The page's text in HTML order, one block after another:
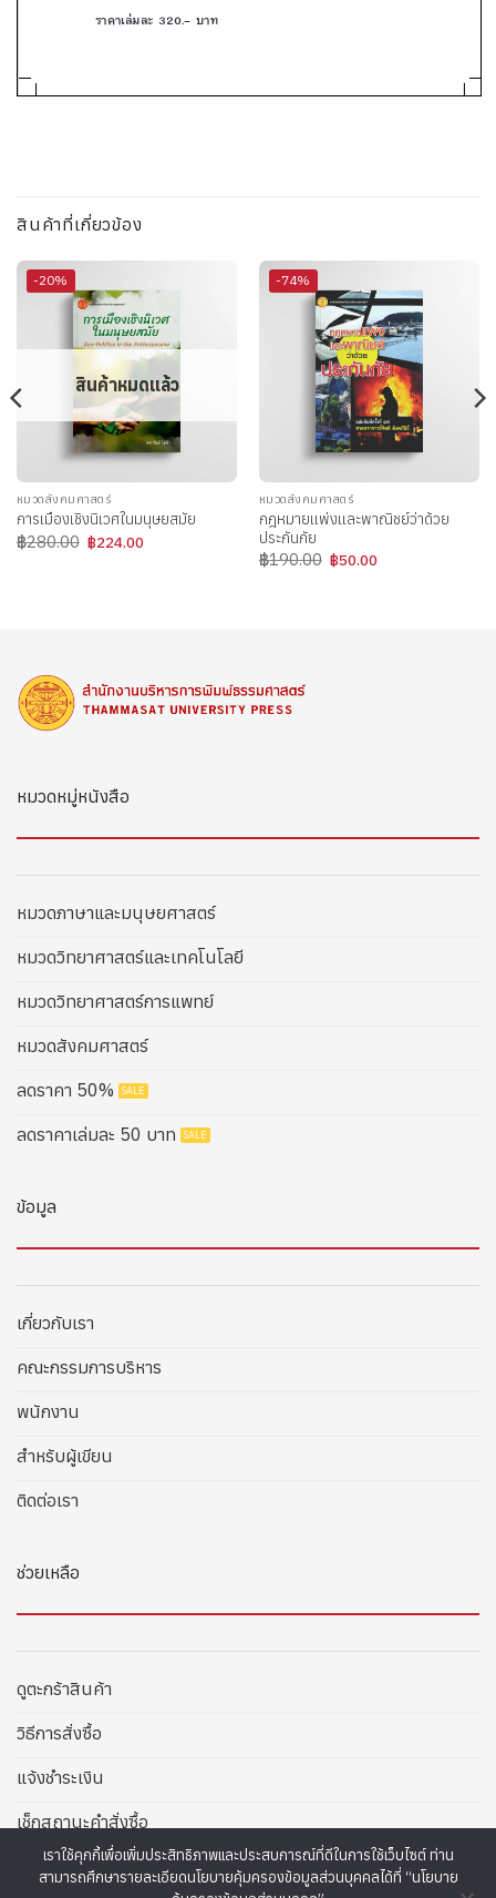
สินค้าที่เกี่ยวข้อง
-20%
สินค้าหมดแล้ว
หมวดสังคมศาสตร์
การเมืองเชิงนิเวศในมนุษยสมัย
฿280.00 Original
price
฿224.00Current
-74%
หมวดสังคมศาสตร์
กฎหมายแพ่งและพาณิชย์ว่าด้วย
ประกันภัย
฿190.00 Original
price
฿50.00Current
หมวดหมู่หนังสือ
หมวดภาษาและมนุษยศาสตร์
หมวดวิทยาศาสตร์และเทคโนโลยี
หมวดวิทยาศาสตร์การแพทย์
หมวดสังคมศาสตร์
ลดราคา 50%
ลดราคาเล่มละ 50 บาท
ข้อมูล
เกี่ยวกับเรา
คณะกรรมการบริหาร
พนักงาน
สำหรับผู้เขียน
ติดต่อเรา
ช่วยเหลือ
ดูตะกร้าสินค้า
วิธีการสั่งซื้อ
แจ้งชำระเงิน
เช็กสถานะคำสั่งซื้อ
เราใช้คุกกี้เพื่อเพิ่มประสิทธิภาพและประสบการณ์ที่ดีในการใช้เว็บไซต์ ท่าน
สามารถศึกษารายละเอียดนโยบายคุ้มครองข้อมูลส่วนบุคคลได้ที่ “นโยบาย